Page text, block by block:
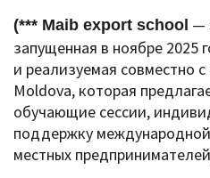
(*** Maib export school —
запущенная в ноябре 2025
и реализуемая совместно
Moldova, которая
обучающие сессии,
поддержку
местных